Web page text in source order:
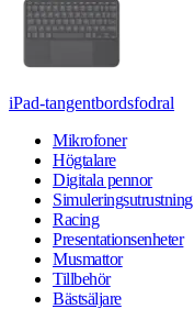
iPad-tangentbordsfodral
Mikrofoner
Högtalare
Digitala pennor
Simuleringsutrustning
Racing
Presentationsenheter
Musmattor
Tillbehör
Bästsäljare